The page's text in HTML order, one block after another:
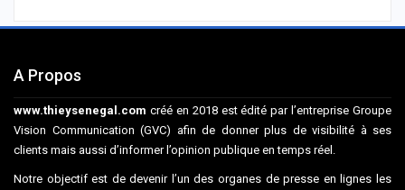
A Propos
www.thieysenegal.com créé en 2018 est édité par l’entreprise Groupe
Vision Communication (GVC) afin de donner plus de visibilité à ses
clients mais aussi d’informer l’opinion publique en temps réel.
Notre objectif est de devenir l’un des organes de presse en lignes les